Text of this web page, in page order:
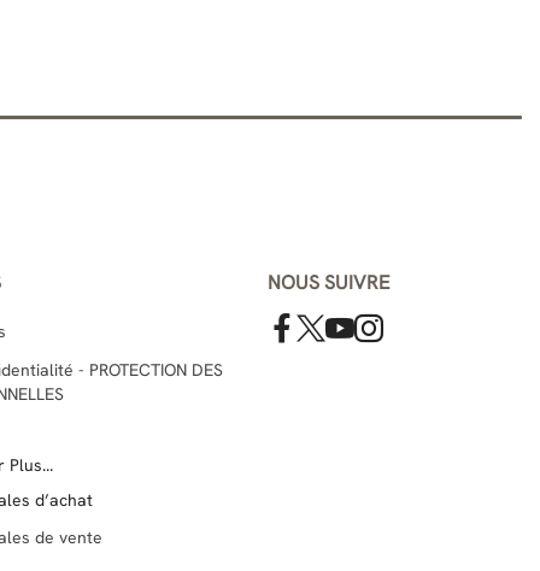
- PROTECTION DES
Plus...
d’achat
de vente
NOUS SUIVRE